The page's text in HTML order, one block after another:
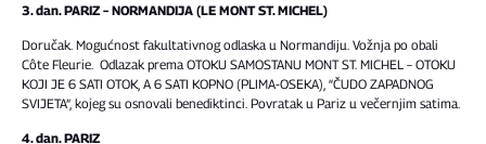
3. dan. PARIZ – NORMANDIJA (LE MONT ST. MICHEL)
Doručak. Mogućnost fakultativnog odlaska u Normandiju. Vožnja po obali
Côte Fleurie. Odlazak prema OTOKU SAMOSTANU MONT ST. MICHEL – OTOKU
KOJI JE 6 SATI OTOK, A 6 SATI KOPNO (PLIMA-OSEKA), “ČUDO ZAPADNOG
SVIJETA”, kojeg su osnovali benediktinci. Povratak u Pariz u večernjim satima.
4. dan. PARIZ